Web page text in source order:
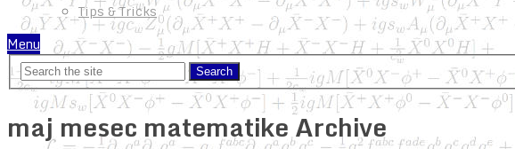
Tips & Tricks
Menu
maj mesec matematike Archive